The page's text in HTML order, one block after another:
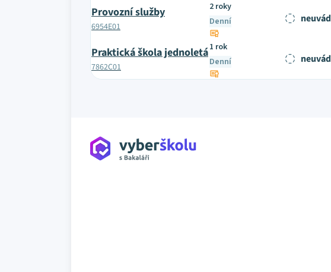
Provozní služby
6954E01
2 roky
Denní
Praktická škola jednoletá
7862C01
1 rok
Denní